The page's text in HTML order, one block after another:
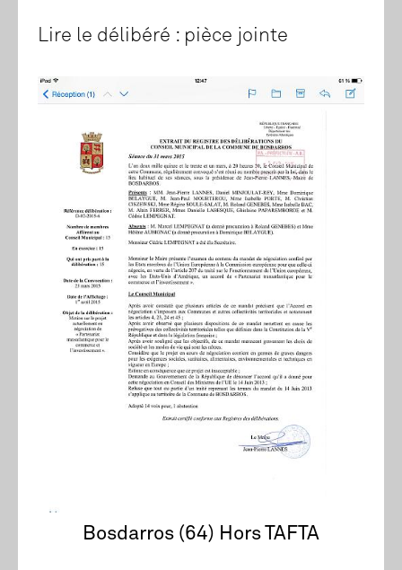
Lire le délibéré : pièce jointe
Bosdarros (64) Hors TAFTA